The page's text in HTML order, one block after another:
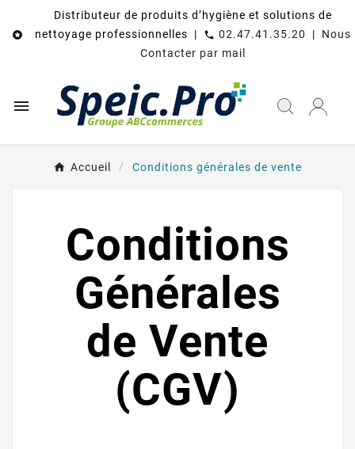

Distributeur de produits d’hygiène et solutions de
nettoyage professionnelles |
call 02.47.41.35.20 | Nous
Contacter par mail

Accueil Conditions générales de vente
Conditions
Générales
de Vente
(CGV)